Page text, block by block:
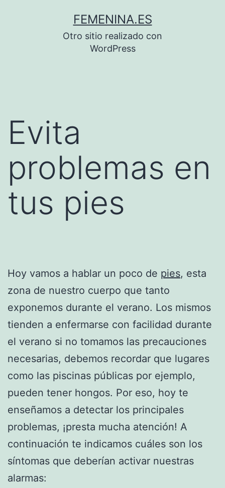
FEMENINA.ES
Otro sitio realizado con
WordPress
Evita
problemas en
tus pies
Hoy vamos a hablar un poco de pies, esta
zona de nuestro cuerpo que tanto
exponemos durante el verano. Los mismos
tienden a enfermarse con facilidad durante
el verano si no tomamos las precauciones
necesarias, debemos recordar que lugares
como las piscinas públicas por ejemplo,
pueden tener hongos. Por eso, hoy te
enseñamos a detectar los principales
problemas, ¡presta mucha atención! A
continuación te indicamos cuáles son los
síntomas que deberían activar nuestras
alarmas: